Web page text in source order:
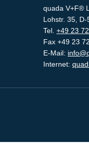
quada V+F®
Lohstr. 35,
Tel. +49 23
Fax +49 23
E-Mail:
Internet: